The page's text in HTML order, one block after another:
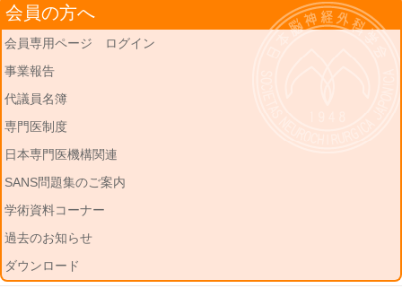
会員の方へ
会員専用ページ ログイン
事業報告
代議員名簿
専門医制度
日本専門医機構関連
SANS問題集のご案内
学術資料コーナー
過去のお知らせ
ダウンロード